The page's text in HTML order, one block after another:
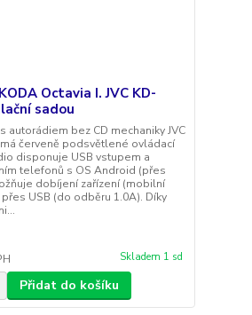
Octavia I. JVC KD-
sadou
autorádiem bez CD mechaniky JVC
červeně podsvětlené ovládací
disponuje USB vstupem a
telefonů s OS Android (přes
dobíjení zařízení (mobilní
USB (do odběru 1.0A). Díky
Skladem 1 sd
Přidat do košíku